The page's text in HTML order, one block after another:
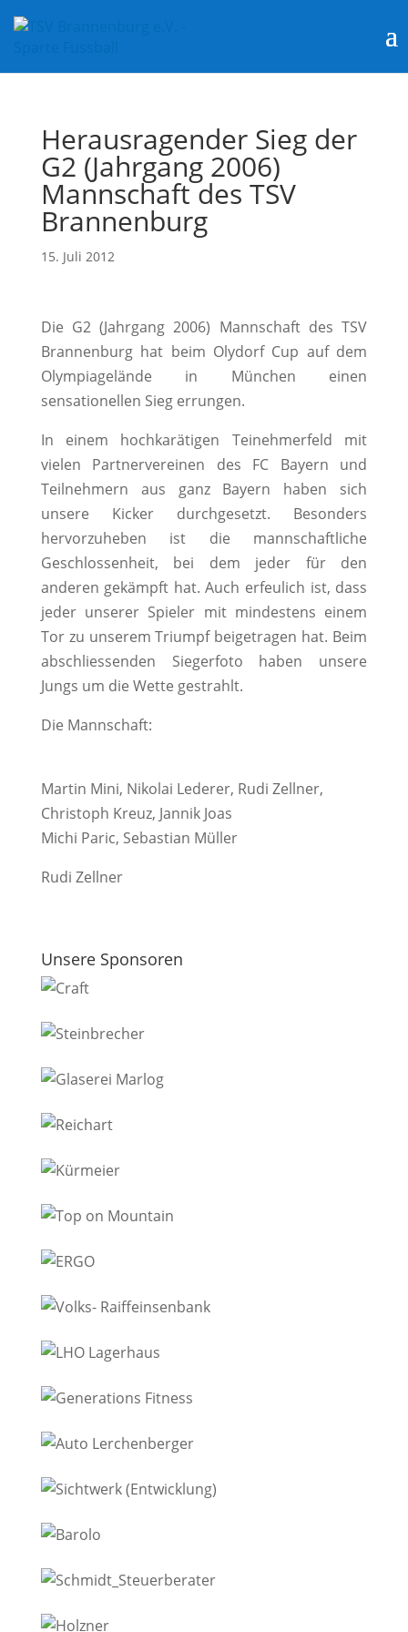
Herausragender Sieg der
G2 (Jahrgang 2006)
Mannschaft des TSV
Brannenburg
15. Juli 2012
Die G2 (Jahrgang 2006) Mannschaft des TSV
Brannenburg hat beim Olydorf Cup auf dem
Olympiagelände in München einen
sensationellen Sieg errungen.
In einem hochkarätigen Teinehmerfeld mit
vielen Partnervereinen des FC Bayern und
Teilnehmern aus ganz Bayern haben sich
unsere Kicker durchgesetzt. Besonders
hervorzuheben ist die mannschaftliche
Geschlossenheit, bei dem jeder für den
anderen gekämpft hat. Auch erfeulich ist, dass
jeder unserer Spieler mit mindestens einem
Tor zu unserem Triumpf beigetragen hat. Beim
abschliessenden Siegerfoto haben unsere
Jungs um die Wette gestrahlt.
Die Mannschaft:
Martin Mini, Nikolai Lederer, Rudi Zellner,
Christoph Kreuz, Jannik Joas
Michi Paric, Sebastian Müller
Rudi Zellner
Unsere Sponsoren